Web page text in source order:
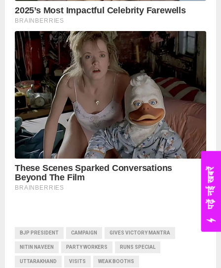
BJP PRESIDENT CAMPAIGN GIVES VICTORY MANTRA
NITIN NAVEEN PARTY WORKERS RUNS SPECIAL
UTTARAKHAND VISITS WEAK BOOTHS
पढ़ें नई खबरें